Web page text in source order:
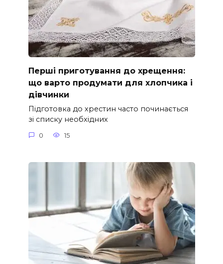
Перші приготування до хрещення:
що варто продумати для хлопчика і
дівчинки
Підготовка до хрестин часто починається
зі списку необхідних
0 15